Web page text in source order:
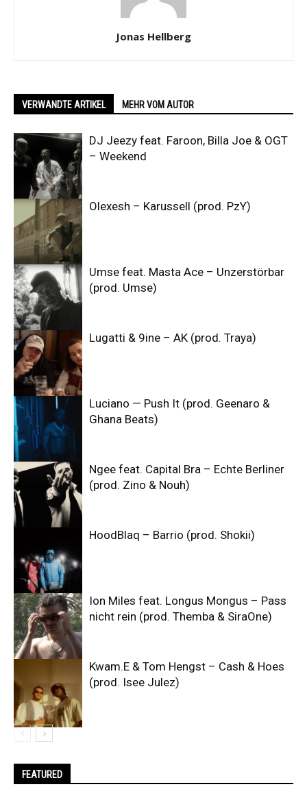
Jonas Hellberg
VERWANDTE ARTIKEL MEHR VOM AUTOR
DJ Jeezy feat. Faroon, Billa Joe & OGT
– Weekend
Olexesh – Karussell (prod. PzY)
Umse feat. Masta Ace – Unzerstörbar
(prod. Umse)
Lugatti & 9ine – AK (prod. Traya)
Luciano — Push It (prod. Geenaro &
Ghana Beats)
Ngee feat. Capital Bra – Echte Berliner
(prod. Zino & Nouh)
HoodBlaq – Barrio (prod. Shokii)
Ion Miles feat. Longus Mongus – Pass
nicht rein (prod. Themba & SiraOne)
Kwam.E & Tom Hengst – Cash & Hoes
(prod. Isee Julez)
FEATURED